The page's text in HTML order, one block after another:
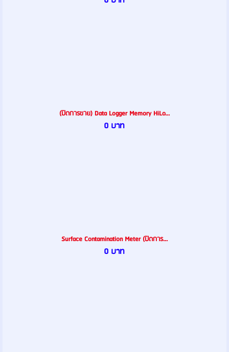
(ปิดการขาย) Data Logger Memory HiLo...
0 บาท
Surface Contamination Meter (ปิดการ...
0 บาท